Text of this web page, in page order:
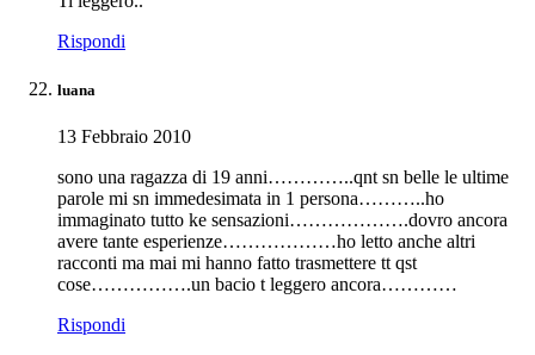
Rispondi
luana
13 Febbraio 2010
sono una ragazza di 19 anni…………..qnt sn belle le ultime
parole mi sn immedesimata in 1 persona………..ho
immaginato tutto ke sensazioni……………….dovro ancora
avere tante esperienze………………ho letto anche altri
racconti ma mai mi hanno fatto trasmettere tt qst
cose…………….un bacio t leggero ancora…………
Rispondi